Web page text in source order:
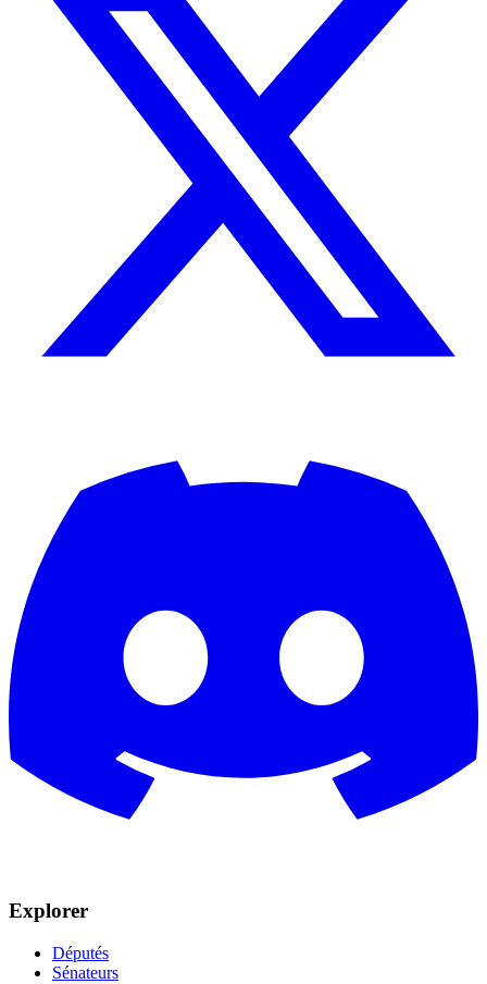
Explorer
Députés
Sénateurs